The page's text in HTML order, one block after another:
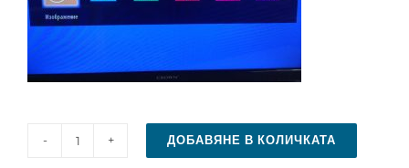
количество
ДОБАВЯНЕ В КОЛИЧКАТА